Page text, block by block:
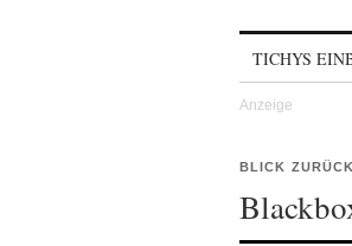
TICHYS
BLICK